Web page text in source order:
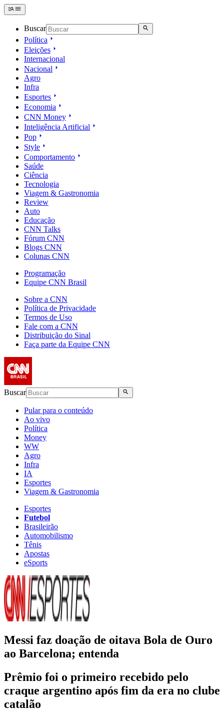
Buscar
Política
Eleições
Internacional
Nacional
Agro
Infra
Esportes
Economia
CNN Money
Inteligência Artificial
Pop
Style
Comportamento
Saúde
Ciência
Tecnologia
Viagem & Gastronomia
Review
Auto
Educação
CNN Talks
Fórum CNN
Blogs CNN
Colunas CNN
Programação
Equipe CNN Brasil
Sobre a CNN
Política de Privacidade
Termos de Uso
Fale com a CNN
Distribuição do Sinal
Faça parte da Equipe CNN
Buscar
Pular para o conteúdo
Ao vivo
Política
Money
WW
Agro
Infra
IA
Esportes
Viagem & Gastronomia
Esportes
Futebol
Brasileirão
Automobilismo
Tênis
Apostas
eSports
Messi faz doação de oitava Bola de Ouro
ao Barcelona; entenda
Prêmio foi o primeiro recebido pelo
craque argentino após fim da era no clube
catalão